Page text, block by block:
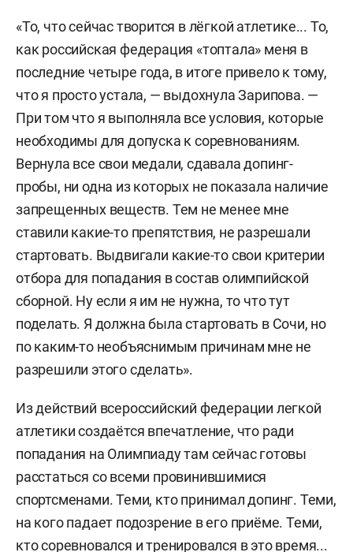
«То, что сейчас творится в лёгкой атлетике... То,
как российская федерация «топтала» меня в
последние четыре года, в итоге привело к тому,
что я просто устала, — выдохнула Зарипова. —
При том что я выполняла все условия, которые
необходимы для допуска к соревнованиям.
Вернула все свои медали, сдавала допинг-
пробы, ни одна из которых не показала наличие
запрещенных веществ. Тем не менее мне
ставили какие-то препятствия, не разрешали
стартовать. Выдвигали какие-то свои критерии
отбора для попадания в состав олимпийской
сборной. Ну если я им не нужна, то что тут
поделать. Я должна была стартовать в Сочи, но
по каким-то необъяснимым причинам мне не
разрешили этого сделать».
Из действий всероссийский федерации легкой
атлетики создаётся впечатление, что ради
попадания на Олимпиаду там сейчас готовы
расстаться со всеми провинившимися
спортсменами. Теми, кто принимал допинг. Теми,
на кого падает подозрение в его приёме. Теми,
кто соревновался и тренировался в это время...